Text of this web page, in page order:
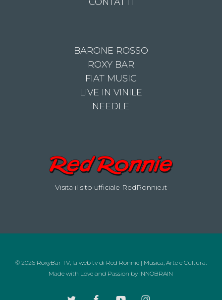
BARONE ROSSO
ROXY BAR
FIAT MUSIC
LIVE IN VINILE
NEEDLE
Visita il sito ufficiale RedRonnie.it
© 2026 RoxyBar TV, la web tv di Red Ronnie | Musica, Arte e Cultura.
Made with Love and Passion by INNOBRAIN
twitter facebookyoutube instagram